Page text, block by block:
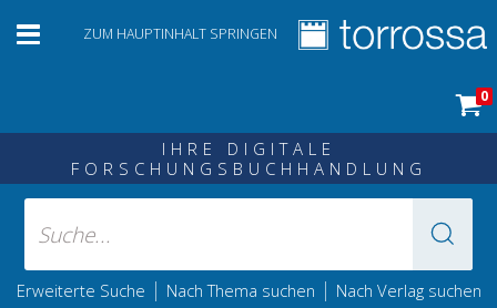
ZUM HAUPTINHALT SPRINGEN
0
IHRE DIGITALE
FORSCHUNGSBUCHHANDLUNG
Erweiterte Suche | Nach Thema suchen | Nach Verlag suchen